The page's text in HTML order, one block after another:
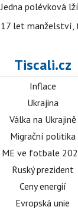
Jedna polévková
17 let manželství,
Tiscali.cz
Inflace
Ukrajina
Válka na Ukrajině
Migrační politika
ME ve fotbale
Ruský prezident
Ceny energií
Evropská unie